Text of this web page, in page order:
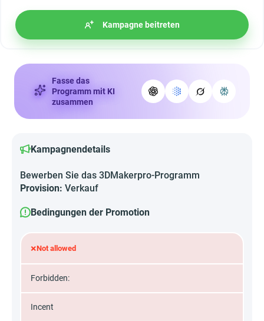
Kampagne beitreten
Fasse das
Programm mit KI
zusammen
Kampagnendetails
Bewerben Sie das 3DMakerpro-Programm
Provision: Verkauf
Bedingungen der Promotion
×Not allowed
Forbidden:
Incent